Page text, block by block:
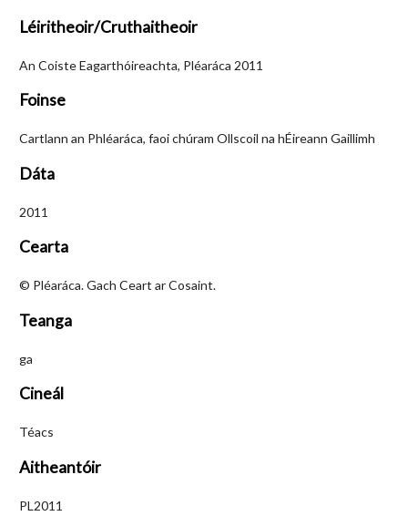
Léiritheoir/Cruthaitheoir
An Coiste Eagarthóireachta, Pléaráca 2011
Foinse
Cartlann an Phléaráca, faoi chúram Ollscoil na hÉireann Gaillimh
Dáta
2011
Cearta
© Pléaráca. Gach Ceart ar Cosaint.
Teanga
ga
Cineál
Téacs
Aitheantóir
PL2011